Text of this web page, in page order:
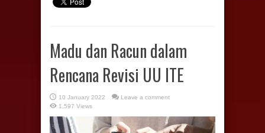
Madu dan Racun dalam
Rencana Revisi UU ITE
10 January 2022
Leave a comment
1,597 Views